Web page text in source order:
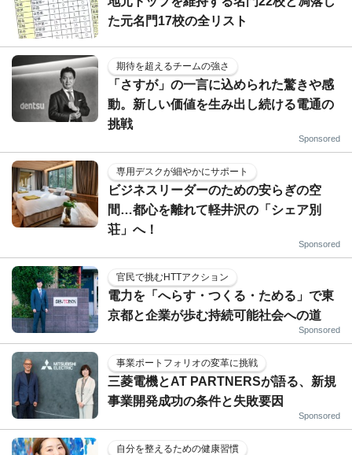
た元名門17校の全リスト
期待を超えるチームの強さ
「さすが」の一言に込められた驚きや感
動。新しい価値を生み出し続ける電通の
挑戦
Sponsored
専用デスクが細やかにサポート
ビジネスリーダーのための安らぎの空
間…都心を離れて軽井沢の「シェア別
荘」へ！
Sponsored
官民で挑むHTTアクション
電力を「へらす・つくる・ためる」で東
京都と企業が歩む持続可能社会への道
Sponsored
事業ポートフォリオの変革に挑戦
三菱電機とAT PARTNERSが語る、新規
事業開発成功の条件と失敗要因
Sponsored
自分を整えるための健康習慣